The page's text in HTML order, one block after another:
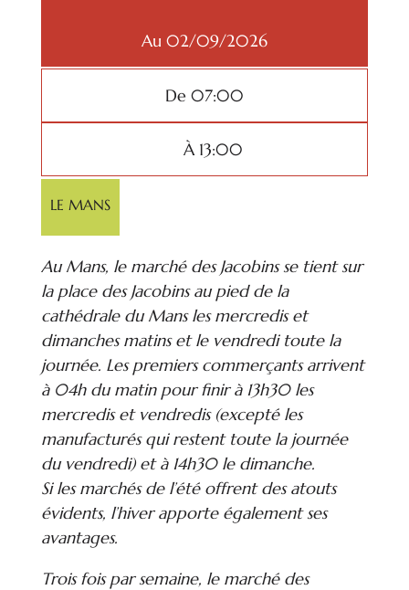
Au 02/09/2026
De 07:00
À 13:00
LE MANS
Au Mans, le marché des Jacobins se tient sur
la place des Jacobins au pied de la
cathédrale du Mans les mercredis et
dimanches matins et le vendredi toute la
journée. Les premiers commerçants arrivent
à 04h du matin pour finir à 13h30 les
mercredis et vendredis (excepté les
manufacturés qui restent toute la journée
du vendredi) et à 14h30 le dimanche.
Si les marchés de l’été offrent des atouts
évidents, l’hiver apporte également ses
avantages.
Trois fois par semaine, le marché des